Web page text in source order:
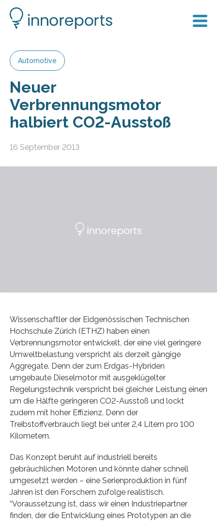
Automotive
Neuer
Verbrennungsmotor
halbiert CO2-Ausstoß
16 September 2013
Wissenschaftler der Eidgenössischen Technischen
Hochschule Zürich (ETHZ) haben einen
Verbrennungsmotor entwickelt, der eine viel geringere
Umweltbelastung verspricht als derzeit gängige
Aggregate. Denn der zum Erdgas-Hybriden
umgebaute Dieselmotor mit ausgeklügelter
Regelungstechnik verspricht bei gleicher Leistung einen
um die Hälfte geringeren CO2-Ausstoß und lockt
zudem mit hoher Effizienz. Denn der
Treibstoffverbrauch liegt bei unter 2,4 Litern pro 100
Kilometern.
Das Konzept beruht auf industriell bereits
gebräuchlichen Motoren und könnte daher schnell
umgesetzt werden – eine Serienproduktion in fünf
Jahren ist den Forschern zufolge realistisch.
“Voraussetzung ist, dass wir einen Industriepartner
finden, der die Entwicklung eines Prototypen an die